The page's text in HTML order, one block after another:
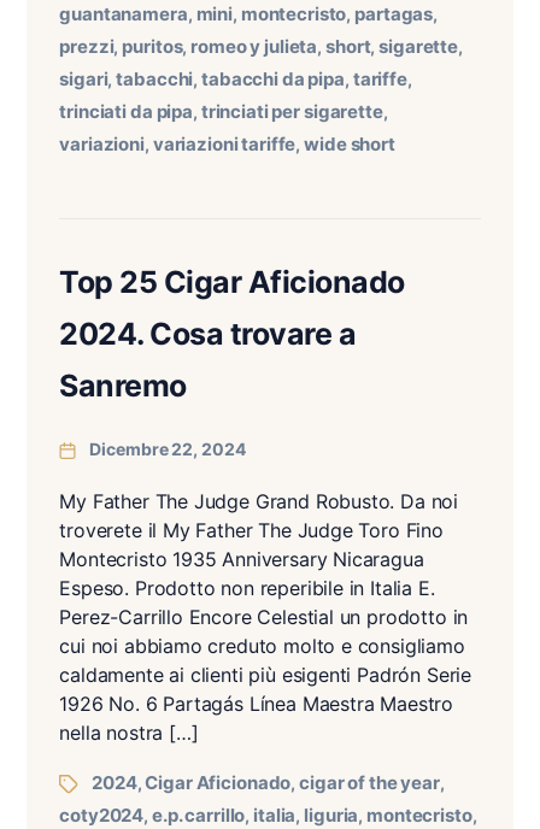
guantanamera, mini, montecristo, partagas,
prezzi, puritos, romeo y julieta,short,sigarette,
sigari,tabacchi,tabacchi da pipa, tariffe,
trinciati da pipa, trinciati per sigarette,
variazioni, variazioni tariffe,wide short
Top 25 Cigar Aficionado
2024. Cosa trovare a
Sanremo
Dicembre 22, 2024
My Father The Judge Grand Robusto. Da noi
troverete il My Father The Judge Toro Fino
Montecristo 1935 Anniversary Nicaragua
Espeso. Prodotto non reperibile in Italia E.
Perez-Carrillo Encore Celestial un prodotto in
cui noi abbiamo creduto molto e consigliamo
caldamente ai clienti più esigenti Padrón Serie
1926 No. 6 Partagás Línea Maestra Maestro
nella nostra […]
2024,Cigar Aficionado,cigar of the year,
coty2024,e.p. carrillo, italia, liguria, montecristo,